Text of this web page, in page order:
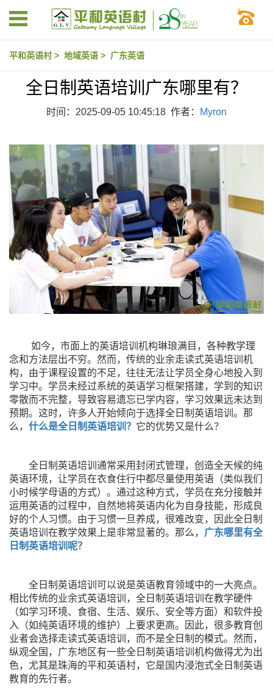
平和英语村 > 地域英语 > 广东英语
全日制英语培训广东哪里有？
时间：2025-09-05 10:45:18 作者： Myron
如今，市面上的英语培训机构琳琅满目，各种教学理
念和方法层出不穷。然而，传统的业余走读式英语培训机
构，由于课程设置的不足，往往无法让学员全身心地投入到
学习中。学员未经过系统的英语学习框架搭建，学到的知识
零散而不完整，导致容易遗忘已学内容，学习效果远未达到
预期。这时，许多人开始倾向于选择全日制英语培训。那
么， 什么是全日制英语培训？ 它的优势又是什么？
全日制英语培训通常采用封闭式管理，创造全天候的纯
英语环境，让学员在衣食住行中都尽量使用英语（类似我们
小时候学母语的方式）。通过这种方式，学员在充分接触并
运用英语的过程中，自然地将英语内化为自身技能，形成良
好的个人习惯。由于习惯一旦养成，很难改变，因此全日制
英语培训在教学效果上是非常显著的。那么， 广东哪里有全
日制英语培训呢？
全日制英语培训可以说是英语教育领域中的一大亮点。
相比传统的业余式英语培训，全日制英语培训在教学硬件
（如学习环境、食宿、生活、娱乐、安全等方面）和软件投
入（如纯英语环境的维护）上要求更高。因此，很多教育创
业者会选择走读式英语培训，而不是全日制的模式。然而，
纵观全国，广东地区有一些全日制英语培训机构做得尤为出
色，尤其是珠海的平和英语村，它是国内浸泡式全日制英语
教育的先行者。